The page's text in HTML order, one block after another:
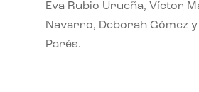
Eva Rubio Urueña, Víctor
Navarro, Deborah Gómez
Parés.